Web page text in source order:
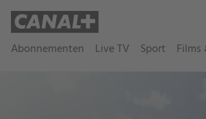
Abonnementen Live TV Sport Films